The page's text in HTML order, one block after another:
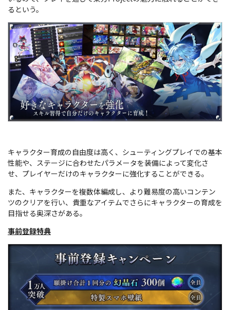
るという。
キャラクター育成の自由度は高く、シューティングプレイでの基本
性能や、ステージに合わせたパラメータを装備によって変化さ
せ、プレイヤーだけのキャラクターに強化することができる。
また、キャラクターを複数体編成し、より難易度の高いコンテン
ツのクリアを行い、貴重なアイテムでさらにキャラクターの育成を
目指せる奥深さがある。
事前登録特典